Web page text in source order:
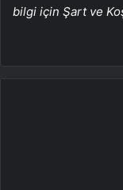
bilgi için Şart ve